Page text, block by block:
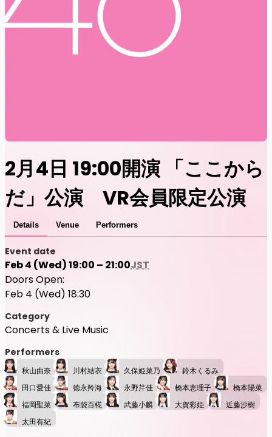
2月4日 19:00開演 「ここから
だ」公演 VR会員限定公演
Details Venue Performers
Event date
Feb 4 (Wed) 19:00 – 21:00JST
Doors Open:
Feb 4 (Wed) 18:30
Category
Concerts & Live Music
Performers
秋山由奈 川村結衣 久保姫菜乃
鈴木くるみ
田口愛佳
徳永羚海 永野芹佳 橋本恵理子
橋本陽菜
福岡聖菜
布袋百椛 武藤小麟 大賀彩姫
近藤沙樹
太田有紀